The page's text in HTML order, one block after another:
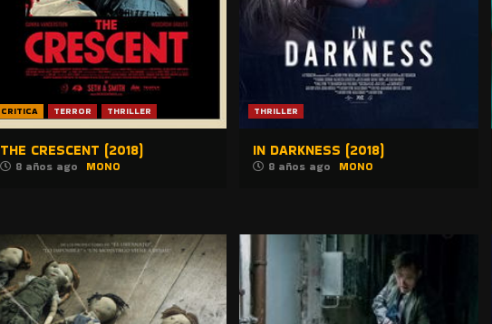
CRITICA TERROR THRILLER
THE CRESCENT (2018)
8 años ago MONO
THRILLER
IN DARKNESS (2018)
8 años ago MONO